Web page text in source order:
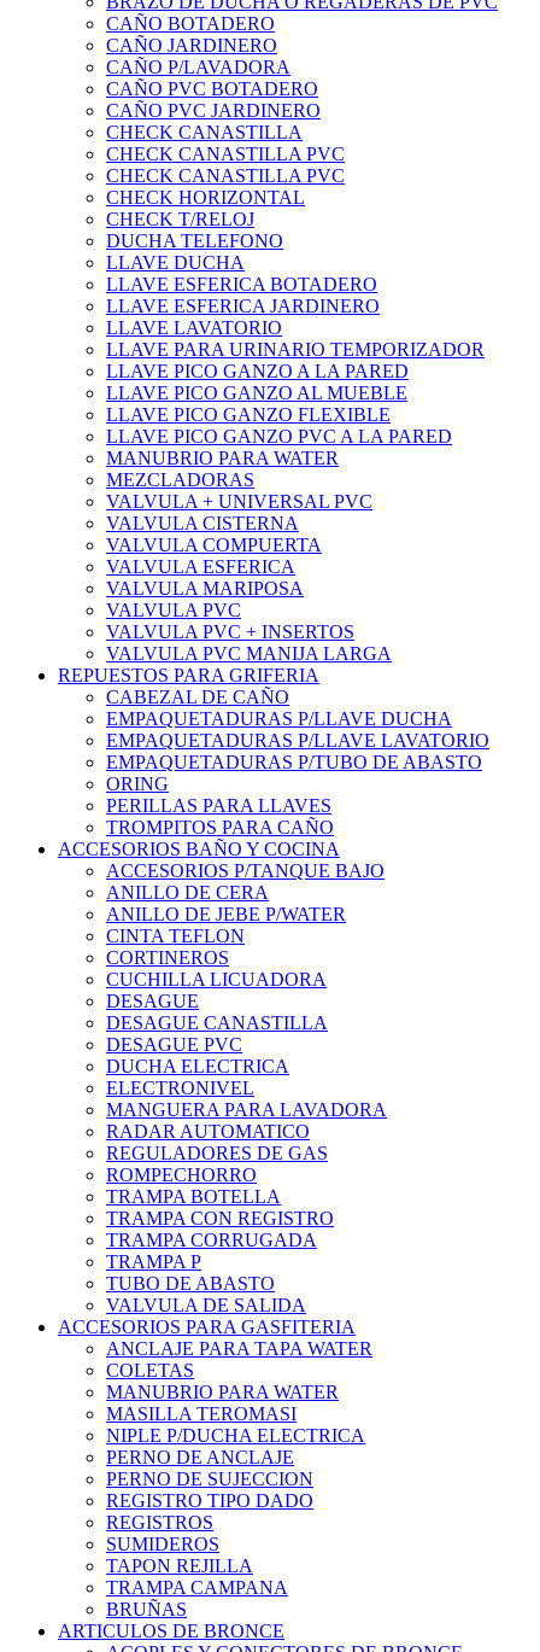
CAÑO BOTADERO
CAÑO JARDINERO
CAÑO P/LAVADORA
CAÑO PVC BOTADERO
CAÑO PVC JARDINERO
CHECK CANASTILLA
CHECK CANASTILLA PVC
CHECK CANASTILLA PVC
CHECK HORIZONTAL
CHECK T/RELOJ
DUCHA TELEFONO
LLAVE DUCHA
LLAVE ESFERICA BOTADERO
LLAVE ESFERICA JARDINERO
LLAVE LAVATORIO
LLAVE PARA URINARIO TEMPORIZADOR
LLAVE PICO GANZO A LA PARED
LLAVE PICO GANZO AL MUEBLE
LLAVE PICO GANZO FLEXIBLE
LLAVE PICO GANZO PVC A LA PARED
MANUBRIO PARA WATER
MEZCLADORAS
VALVULA + UNIVERSAL PVC
VALVULA CISTERNA
VALVULA COMPUERTA
VALVULA ESFERICA
VALVULA MARIPOSA
VALVULA PVC
VALVULA PVC + INSERTOS
VALVULA PVC MANIJA LARGA
REPUESTOS PARA GRIFERIA
CABEZAL DE CAÑO
EMPAQUETADURAS P/LLAVE DUCHA
EMPAQUETADURAS P/LLAVE LAVATORIO
EMPAQUETADURAS P/TUBO DE ABASTO
ORING
PERILLAS PARA LLAVES
TROMPITOS PARA CAÑO
ACCESORIOS BAÑO Y COCINA
ACCESORIOS P/TANQUE BAJO
ANILLO DE CERA
ANILLO DE JEBE P/WATER
CINTA TEFLON
CORTINEROS
CUCHILLA LICUADORA
DESAGUE
DESAGUE CANASTILLA
DESAGUE PVC
DUCHA ELECTRICA
ELECTRONIVEL
MANGUERA PARA LAVADORA
RADAR AUTOMATICO
REGULADORES DE GAS
ROMPECHORRO
TRAMPA BOTELLA
TRAMPA CON REGISTRO
TRAMPA CORRUGADA
TRAMPA P
TUBO DE ABASTO
VALVULA DE SALIDA
ACCESORIOS PARA GASFITERIA
ANCLAJE PARA TAPA WATER
COLETAS
MANUBRIO PARA WATER
MASILLA TEROMASI
NIPLE P/DUCHA ELECTRICA
PERNO DE ANCLAJE
PERNO DE SUJECCION
REGISTRO TIPO DADO
REGISTROS
SUMIDEROS
TAPON REJILLA
TRAMPA CAMPANA
BRUÑAS
ARTICULOS DE BRONCE